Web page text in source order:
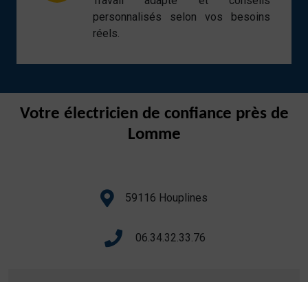
personnalisés selon vos besoins
réels.
Votre électricien de confiance près de
Lomme
59116 Houplines
06.34.32.33.76